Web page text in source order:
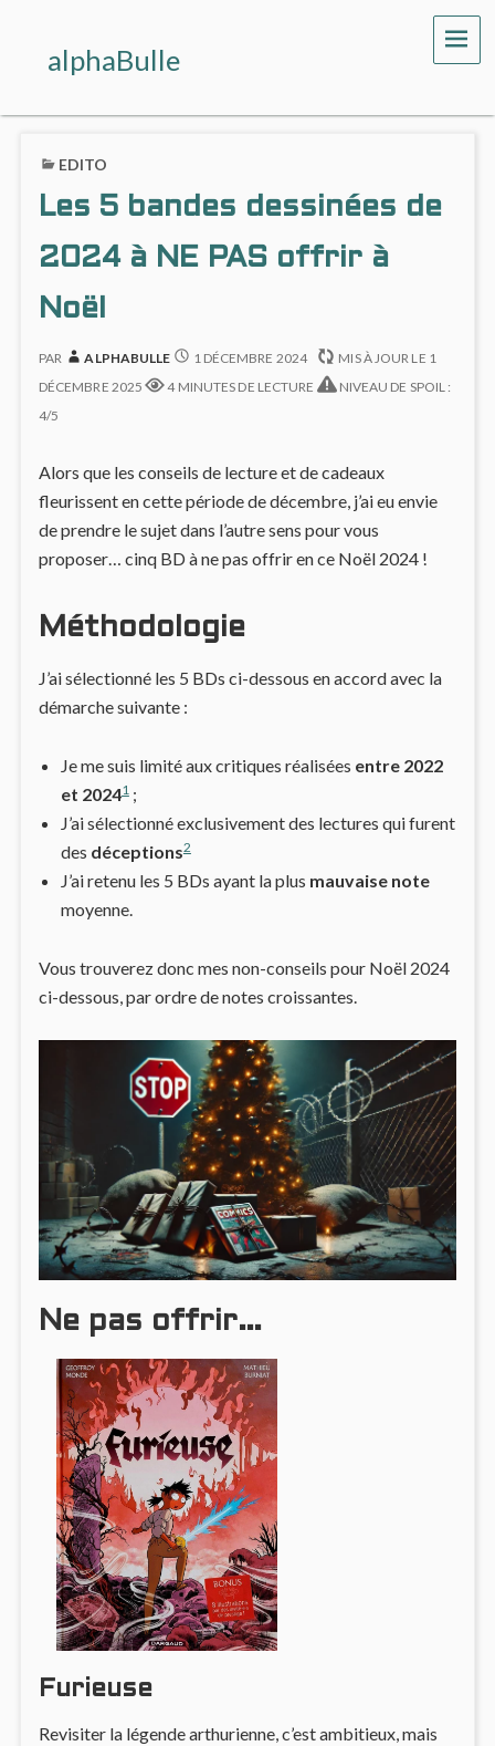
alphaBulle
EDITO
Les 5 bandes dessinées de
2024 à NE PAS offrir à
Noël
PAR ALPHABULLE 1 DÉCEMBRE 2024 MIS À JOUR LE 1
DÉCEMBRE 2025
4 MINUTES DE LECTURE
NIVEAU DE SPOIL :
4/5
Alors que les conseils de lecture et de cadeaux
fleurissent en cette période de décembre, j’ai eu envie
de prendre le sujet dans l’autre sens pour vous
proposer… cinq BD à ne pas offrir en ce Noël 2024 !
Méthodologie
J’ai sélectionné les 5 BDs ci-dessous en accord avec la
démarche suivante :
Je me suis limité aux critiques réalisées entre 2022
et 20241;
J’ai sélectionné exclusivement des lectures qui furent
des déceptions2
J’ai retenu les 5 BDs ayant la plus mauvaise note
moyenne.
Vous trouverez donc mes non-conseils pour Noël 2024
ci-dessous, par ordre de notes croissantes.
Ne pas offrir…
Furieuse
Revisiter la légende arthurienne, c’est ambitieux, mais